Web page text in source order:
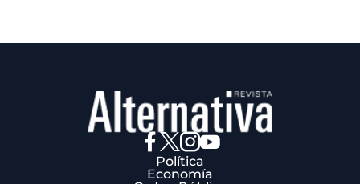
Política
Economía